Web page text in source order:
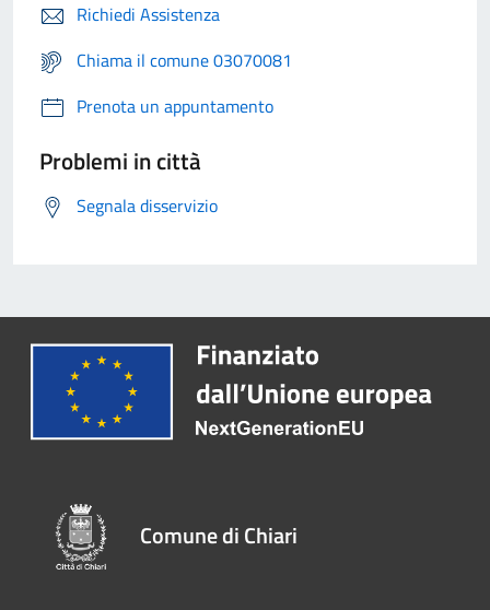
Richiedi Assistenza
Chiama il comune 03070081
Prenota un appuntamento
Problemi in città
Segnala disservizio
Comune di Chiari